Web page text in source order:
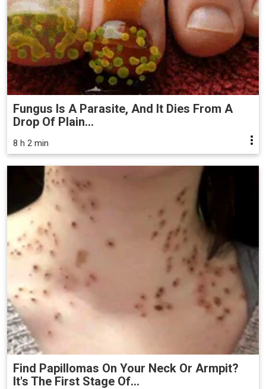
Fungus Is A Parasite, And It Dies From A
Drop Of Plain...
8 h 2 min
Find Papillomas On Your Neck Or Armpit?
It's The First Stage Of...